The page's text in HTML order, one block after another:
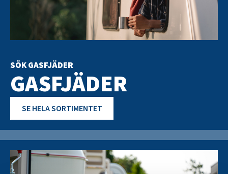
SÖK GASFJÄDER
GASFJÄDER
SE HELA SORTIMENTET